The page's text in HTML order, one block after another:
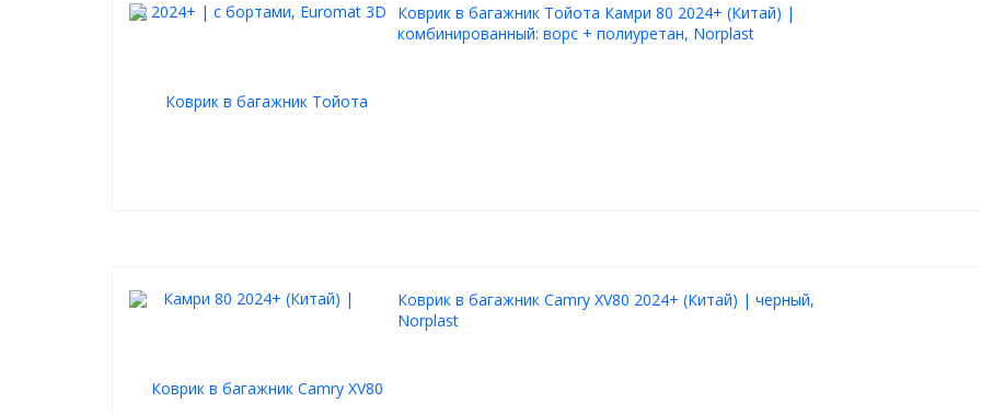
Коврик в багажник Тойота Камри 80 2024+ (Китай) |
комбинированный: ворс + полиуретан, Norplast
Коврик в багажник Camry XV80 2024+ (Китай) | черный,
Norplast